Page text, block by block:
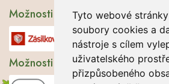
Tyto webové
soubory cookies a
nástroje s cílem
uživatelského
přizpůsobeného
Možnosti dopravy
Možnosti platby